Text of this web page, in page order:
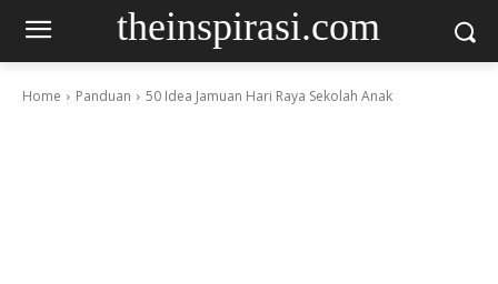
theinspirasi.com
Home Panduan 50 Idea Jamuan Hari Raya Sekolah Anak